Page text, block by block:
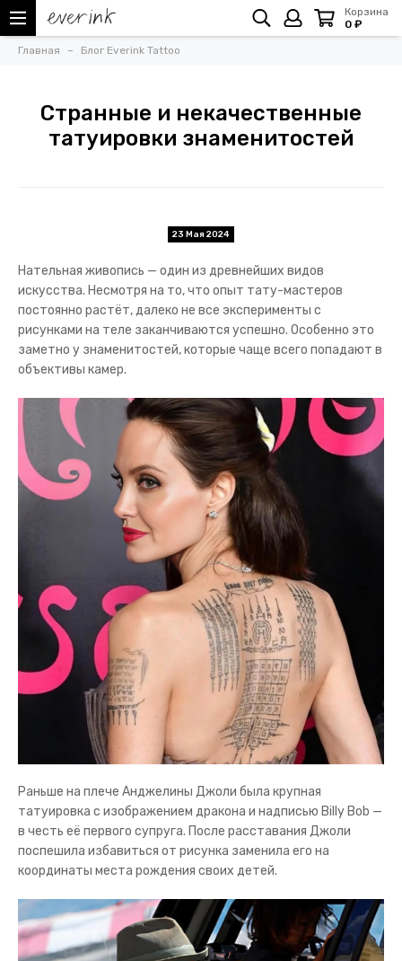
Корзина
0 ₽
Главная Блог Everink Tattoo
Странные и некачественные
татуировки знаменитостей
23 Мая 2024
Нательная живопись — один из древнейших видов
искусства. Несмотря на то, что опыт тату-мастеров
постоянно растёт, далеко не все эксперименты с
рисунками на теле заканчиваются успешно. Особенно это
заметно у знаменитостей, которые чаще всего попадают в
объективы камер.
Раньше на плече Анджелины Джоли была крупная
татуировка с изображением дракона и надписью Billy Bob —
в честь её первого супруга. После расставания Джоли
поспешила избавиться от рисунка заменила его на
координаты места рождения своих детей.